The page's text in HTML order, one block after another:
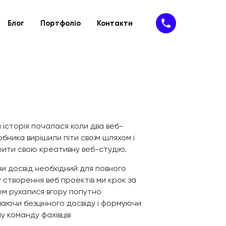
Кібербезпека
Блог Портфоліо Контакти
почалася коли два веб-
вирішили піти своїм шляхом і
свою креативну веб-студію.
досвід необхідний для повного
створення веб проектів ми крок за
рухалися вгору попутно
безцінного досвіду і формуючи
команду фахівців